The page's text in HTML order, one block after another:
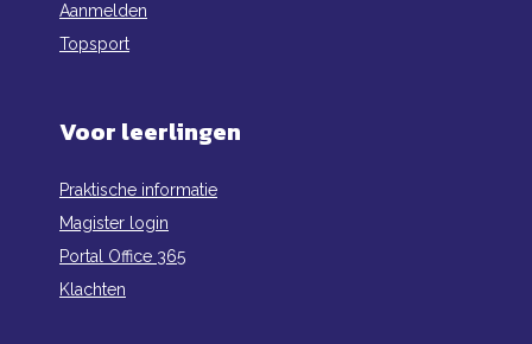
Aanmelden
Topsport
Voor leerlingen
Praktische informatie
Magister login
Portal Office 365
Klachten